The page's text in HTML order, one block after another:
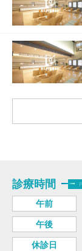
診療時間
午前
午後
休診日